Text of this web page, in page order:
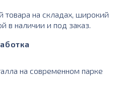
товара на складах, широкий
в наличии и под заказ.
на современном парке